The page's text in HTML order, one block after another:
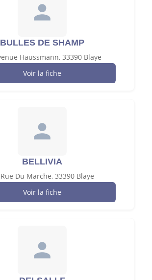
BULLES DE SHAMP
Haussmann, 33390 Blaye
Voir la fiche
BELLIVIA
Du Marche, 33390 Blaye
Voir la fiche